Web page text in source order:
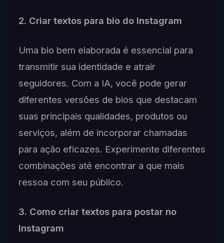
2. Criar textos para bio do Instagram
Uma bio bem elaborada é essencial para
transmitir sua identidade e atrair
seguidores. Com a IA, você pode gerar
diferentes versões de bios que destacam
suas principais qualidades, produtos ou
serviços, além de incorporar chamadas
para ação eficazes. Experimente diferentes
combinações até encontrar a que mais
ressoa com seu público.
3. Como criar textos para postar no
Instagram